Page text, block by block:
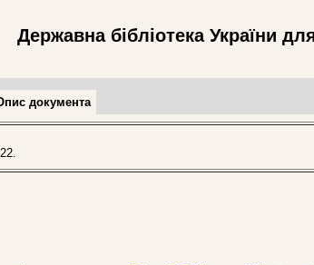
Державна бібліотека України
документа